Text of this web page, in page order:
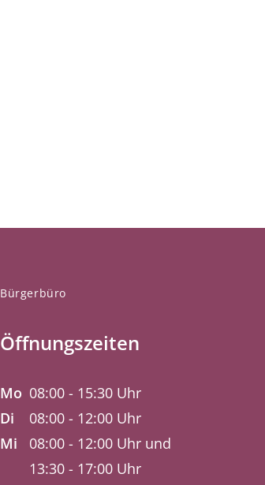
Bürgerbüro
Öffnungszeiten
Mo 08:00 - 15:30 Uhr
Di
08:00 - 12:00 Uhr
Mi
08:00 - 12:00 Uhr und
13:30 - 17:00 Uhr